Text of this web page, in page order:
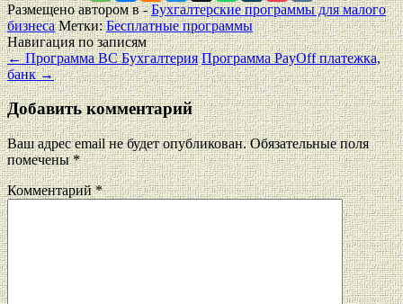
Размещено автором в -Бухгалтерские программы для малого
бизнеса Метки:Бесплатные программы
Навигация по записям
←Программа ВС Бухгалтерия Программа PayOff платежка,
банк→
Добавить комментарий
Ваш адрес email не будет опубликован. Обязательные поля
помечены*
Комментарий*